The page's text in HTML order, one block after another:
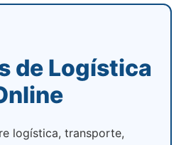
de Logística
logística, transporte,